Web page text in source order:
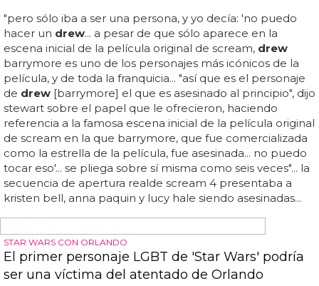
UN PAPEL ICÓNICO QUE NO VIO LA LUZ
Kristen Stewart estuvo a punto de participar en
Scream 4
"pero sólo iba a ser una persona, y yo decía: 'no puedo
hacer un drew... a pesar de que sólo aparece en la
escena inicial de la película original de scream,drew
barrymore es uno de los personajes más icónicos de la
película, y de toda la franquicia... "así que es el personaje
dedrew[barrymore] el que es asesinado al principio", dijo
stewart sobre el papel que le ofrecieron, haciendo
referencia a la famosa escena inicial de la película original
de scream en la que barrymore, que fue comercializada